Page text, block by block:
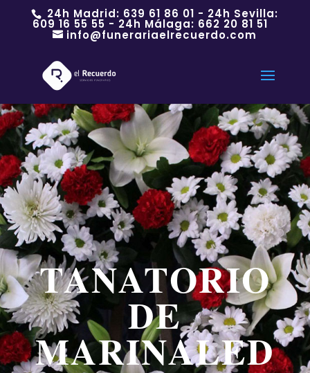
24h Madrid: 639 61 86 01 - 24h Sevilla:
609 16 55 55 - 24h Málaga: 662 20 81 51
info@funerariaelrecuerdo.com
TANATORIO
DE
MARINALED